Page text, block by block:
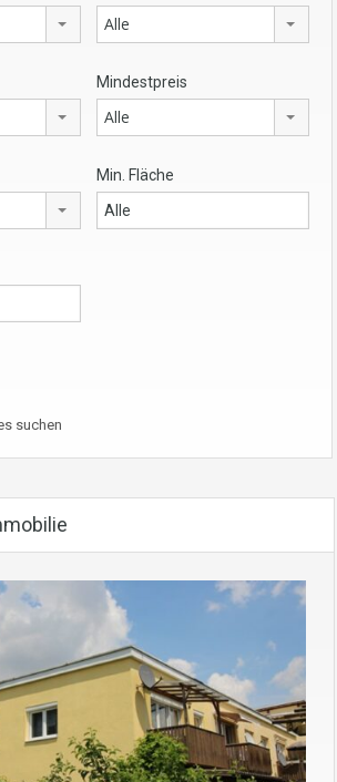
Alle
Mindestpreis
Alle
Min. Fläche
suchen